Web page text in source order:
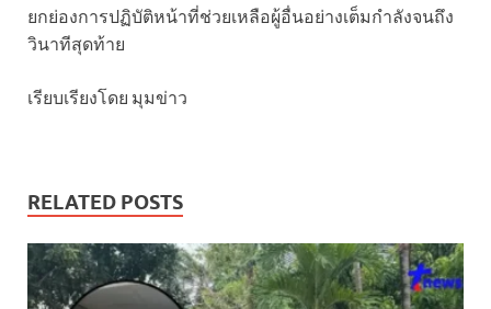
ยกย่องการปฏิบัติหน้าที่ช่วยเหลือผู้อื่นอย่างเต็มกำลังจนถึง
วินาทีสุดท้าย
เรียบเรียงโดย มุมข่าว
RELATED POSTS